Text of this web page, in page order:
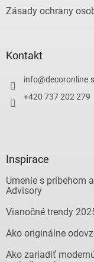
Zásady ochrany
Kontakt
info@
+420 737 202 279
Inspirace
Umenie s príbehom
Advisory
Vianočné trendy
Ako originálne
Ako zariadiť